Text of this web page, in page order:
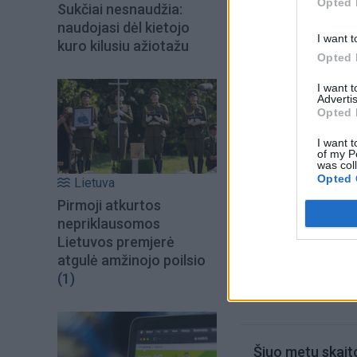
I want
Opted
I want
Opted
I want
of my
was
Opted
Sukčiai nesnaudžia:
naudojasi dėl kietojo
kuro kilusiu ažiotažu
Lietuva
Pirmoji atkurtos
nepriklausomos
Lietuvos premjerė
atgulė amžinojo poilsio
(1)
iki 4 laipsnių
Kučinskienė
Šiuo metu